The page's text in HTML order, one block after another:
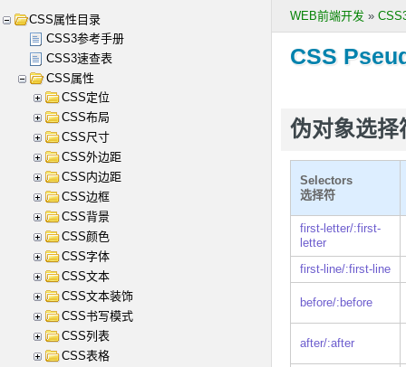
WEB前端开发 »
CSS
伪对象选
Selectors
选择符
first-letter/:first-
letter
first-line/:first-line
before/:before
after/:after
CSS属性目录
CSS3参考手册
CSS3速查表
CSS属性
CSS定位
CSS布局
CSS尺寸
CSS外边距
CSS内边距
CSS边框
CSS背景
CSS颜色
CSS字体
CSS文本
CSS文本装饰
CSS书写模式
CSS列表
CSS表格